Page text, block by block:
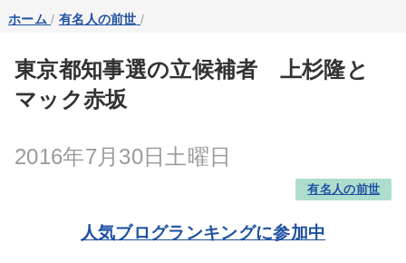
ホーム / 有名人の前世 /
東京都知事選の立候補者 上杉隆と
マック赤坂
2016年7月30日土曜日
有名人の前世
人気ブログランキングに参加中